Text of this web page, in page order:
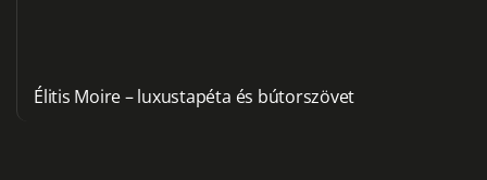
Élitis Moire – luxustapéta és bútorszövet